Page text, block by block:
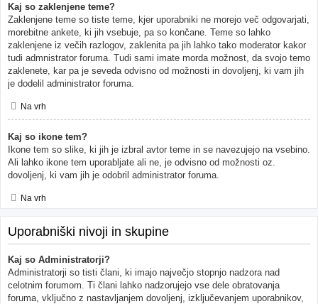
Kaj so zaklenjene teme?
Zaklenjene teme so tiste teme, kjer uporabniki ne morejo več odgovarjati,
morebitne ankete, ki jih vsebuje, pa so končane. Teme so lahko
zaklenjene iz večih razlogov, zaklenita pa jih lahko tako moderator kakor
tudi admnistrator foruma. Tudi sami imate morda možnost, da svojo temo
zaklenete, kar pa je seveda odvisno od možnosti in dovoljenj, ki vam jih
je dodelil administrator foruma.
Na vrh
Kaj so ikone tem?
Ikone tem so slike, ki jih je izbral avtor teme in se navezujejo na vsebino.
Ali lahko ikone tem uporabljate ali ne, je odvisno od možnosti oz.
dovoljenj, ki vam jih je odobril administrator foruma.
Na vrh
Uporabniški nivoji in skupine
Kaj so Administratorji?
Administratorji so tisti člani, ki imajo največjo stopnjo nadzora nad
celotnim forumom. Ti člani lahko nadzorujejo vse dele obratovanja
foruma, vključno z nastavljanjem dovoljenj, izključevanjem uporabnikov,